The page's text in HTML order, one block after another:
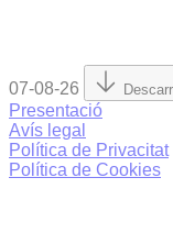
07-08-26
Presentació
Avís legal
Política de Privacitat
Política de Cookies